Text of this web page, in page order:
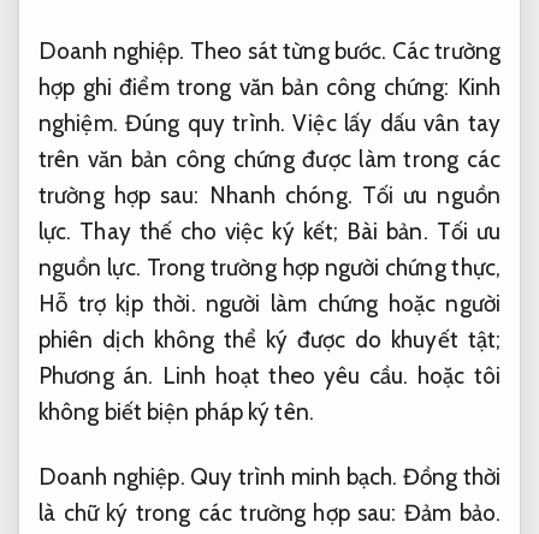
Doanh nghiệp. Theo sát từng bước. Các trường
hợp ghi điểm trong văn bản công chứng: Kinh
nghiệm. Đúng quy trình. Việc lấy dấu vân tay
trên văn bản công chứng được làm trong các
trường hợp sau: Nhanh chóng. Tối ưu nguồn
lực. Thay thế cho việc ký kết; Bài bản. Tối ưu
nguồn lực. Trong trường hợp người chứng thực,
Hỗ trợ kịp thời. người làm chứng hoặc người
phiên dịch không thể ký được do khuyết tật;
Phương án. Linh hoạt theo yêu cầu. hoặc tôi
không biết biện pháp ký tên.
Doanh nghiệp. Quy trình minh bạch. Đồng thời
là chữ ký trong các trường hợp sau: Đảm bảo.